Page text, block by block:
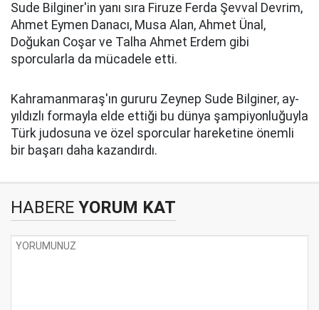
Sude Bilginer'in yanı sıra Firuze Ferda Şevval Devrim,
Ahmet Eymen Danacı, Musa Alan, Ahmet Ünal,
Doğukan Coşar ve Talha Ahmet Erdem gibi
sporcularla da mücadele etti.
Kahramanmaraş'ın gururu Zeynep Sude Bilginer, ay-
yıldızlı formayla elde ettiği bu dünya şampiyonluğuyla
Türk judosuna ve özel sporcular hareketine önemli
bir başarı daha kazandırdı.
HABERE YORUM KAT